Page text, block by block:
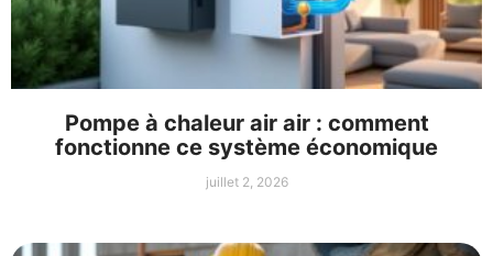
Pompe à chaleur air air : comment
fonctionne ce système économique
juillet 2, 2026